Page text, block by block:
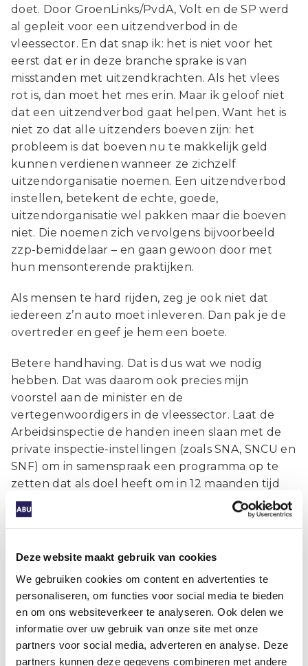
Deze website maakt gebruik van cookies
We gebruiken cookies om content en advertenties te
personaliseren, om functies voor social media te bieden
en om ons websiteverkeer te analyseren. Ook delen we
informatie over uw gebruik van onze site met onze
partners voor social media, adverteren en analyse. Deze
partners kunnen deze gegevens combineren met andere
doet. Door GroenLinks/PvdA, Volt en de SP werd
al gepleit voor een uitzendverbod in de
vleessector. En dat snap ik: het is niet voor het
eerst dat er in deze branche sprake is van
misstanden met uitzendkrachten. Als het vlees
rot is, dan moet het mes erin. Maar ik geloof niet
dat een uitzendverbod gaat helpen. Want het is
niet zo dat alle uitzenders boeven zijn: het
probleem is dat boeven nu te makkelijk geld
kunnen verdienen wanneer ze zichzelf
uitzendorganisatie noemen. Een uitzendverbod
instellen, betekent de echte, goede,
uitzendorganisatie wel pakken maar die boeven
niet. Die noemen zich vervolgens bijvoorbeeld
zzp-bemiddelaar – en gaan gewoon door met
hun mensonterende praktijken.
Als mensen te hard rijden, zeg je ook niet dat
iedereen z’n auto moet inleveren. Dan pak je de
overtreder en geef je hem een boete.
Betere handhaving. Dat is dus wat we nodig
hebben. Dat was daarom ook precies mijn
voorstel aan de minister en de
vertegenwoordigers in de vleessector. Laat de
Arbeidsinspectie de handen ineen slaan met de
private inspectie-instellingen (zoals SNA, SNCU en
SNF) om in samenspraak een programma op te
zetten dat als doel heeft om in 12 maanden tijd
álle misstanden in de vleessector aan te pakken.
Laten we deze verantwoordelijkheid samen
minister en alle aanwezigen aan tafel, waaronder
voorstel. De minister zal de Tweede Kamer
binnenkort daarom informeren dat we van start
Ik kijk ernaar uit om hier samen werk van te